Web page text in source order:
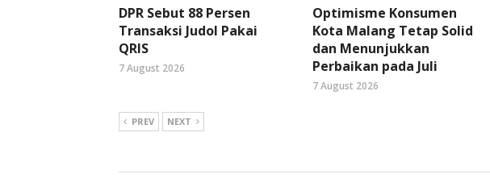
DPR Sebut 88 Persen
Transaksi Judol Pakai
QRIS
7 August 2026
Optimisme Konsumen
Kota Malang Tetap Solid
dan Menunjukkan
Perbaikan pada Juli
7 August 2026
PREV NEXT